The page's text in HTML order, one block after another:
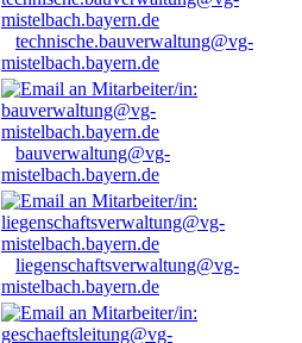
technische.bauverwaltung@vg-
mistelbach.bayern.de
bauverwaltung@vg-
mistelbach.bayern.de
liegenschaftsverwaltung@vg-
mistelbach.bayern.de